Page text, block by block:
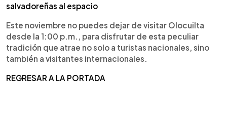
salvadoreñas al espacio
Este noviembre no puedes dejar de visitar Olocuilta
desde la 1:00 p.m., para disfrutar de esta peculiar
tradición que atrae no solo a turistas nacionales, sino
también a visitantes internacionales.
REGRESAR A LA PORTADA